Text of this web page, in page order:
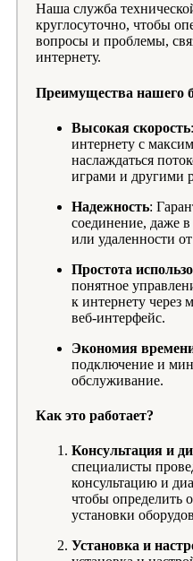
Наша служба
круглосуточно, чтобы
вопросы и проблемы,
интернету.
Преимущества нашего
Высокая скорость
интернету с
наслаждаться
играми и другими
Надежность:
соединение, даже
или удаленности
Простота
понятное
к интернету через
веб-интерфейс.
Экономия
подключение и
обслуживание.
Как это работает?
Консультация и
специалисты
консультацию и
чтобы определить
установки
Установка и